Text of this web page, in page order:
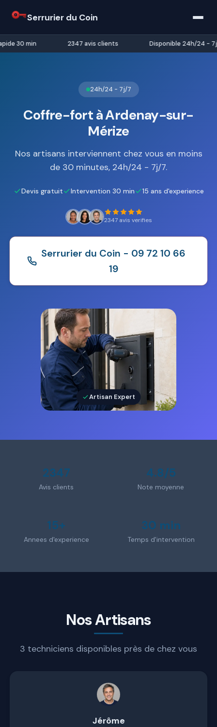
Serrurier du Coin
30 min 2347 avis clients Disponible 24h/24 - 7j/
24h/24 - 7j/7
Coffre-fort à Ardenay-sur-
Mérize
Nos artisans interviennent chez vous en moins
de 30 minutes, 24h/24 - 7j/7.
Devis gratuit Intervention 30 min 15 ans d'experience
2347 avis verifies
Serrurier du Coin - 09 72 10 66
19
Artisan Expert
2347
Avis clients
4.8/5
Note moyenne
15+
Annees d'experience
30 min
Temps d'intervention
Nos Artisans
3 techniciens disponibles près de chez vous
Jérôme